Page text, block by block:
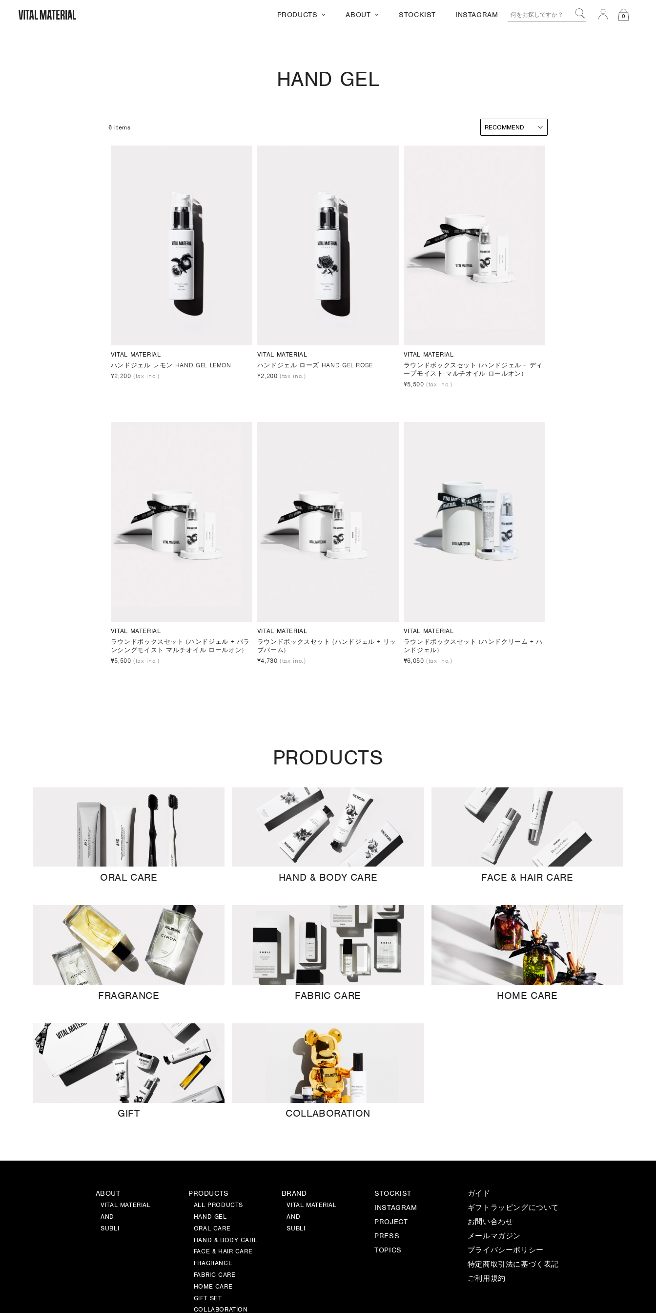
PRODUCTS ABOUT STOCKIST INSTAGRAM 0
HAND GEL
6 items
VITAL MATERIAL
ハンドジェル レモン HAND GEL LEMON
¥2,200 (tax inc.)
VITAL MATERIAL
ハンドジェル ローズ HAND GEL ROSE
¥2,200 (tax inc.)
VITAL MATERIAL
ラウンドボックスセット (ハンドジェル + ディ
ープモイスト マルチオイル ロールオン)
¥5,500 (tax inc.)
VITAL MATERIAL
ラウンドボックスセット (ハンドジェル + バラ
ンシングモイスト マルチオイル ロールオン)
¥5,500 (tax inc.)
VITAL MATERIAL
ラウンドボックスセット (ハンドジェル + リッ
プバーム)
¥4,730 (tax inc.)
VITAL MATERIAL
ラウンドボックスセット (ハンドクリーム + ハ
ンドジェル)
¥6,050 (tax inc.)
PRODUCTS
ORAL CARE HAND & BODY CARE FACE & HAIR CARE
FRAGRANCE FABRIC CARE HOME CARE
GIFT COLLABORATION
ABOUT
VITAL MATERIAL
AND
SUBLI
PRODUCTS
ALL PRODUCTS
HAND GEL
ORAL CARE
HAND & BODY CARE
FACE & HAIR CARE
FRAGRANCE
FABRIC CARE
HOME CARE
GIFT SET
COLLABORATION
BRAND
VITAL MATERIAL
AND
SUBLI
STOCKIST
INSTAGRAM
PROJECT
PRESS
TOPICS
ガイド
ギフトラッピングについて
お問い合わせ
メールマガジン
プライバシーポリシー
特定商取引法に基づく表記
ご利用規約